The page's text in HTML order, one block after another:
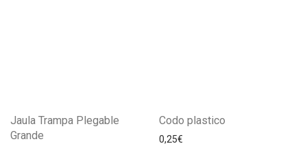
Jaula Trampa Plegable
Grande
Codo plastico
0,25€